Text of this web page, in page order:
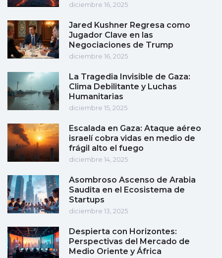
diciembre 16, 2025
Jared Kushner Regresa como
Jugador Clave en las
Negociaciones de Trump
diciembre 16, 2025
La Tragedia Invisible de Gaza:
Clima Debilitante y Luchas
Humanitarias
diciembre 15, 2025
Escalada en Gaza: Ataque aéreo
israelí cobra vidas en medio de
frágil alto el fuego
diciembre 14, 2025
Asombroso Ascenso de Arabia
Saudita en el Ecosistema de
Startups
diciembre 13, 2025
Despierta con Horizontes:
Perspectivas del Mercado de
Medio Oriente y África